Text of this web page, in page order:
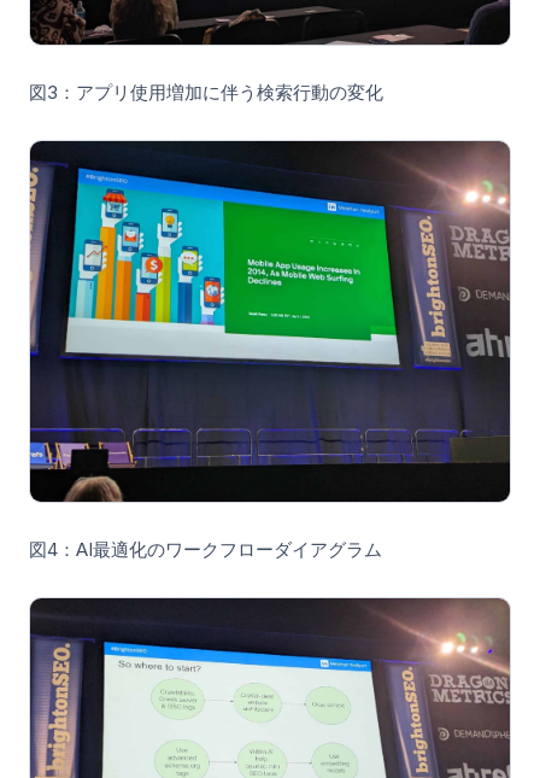
図3：アプリ使用増加に伴う検索行動の変化
図4：AI最適化のワークフローダイアグラム